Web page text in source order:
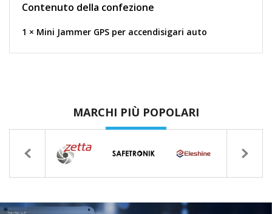
Contenuto della confezione
1 × Mini Jammer GPS per accendisigari auto
MARCHI PIÙ POPOLARI